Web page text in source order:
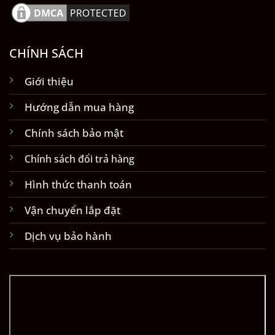
CHÍNH SÁCH
Giới thiệu
Hướng dẫn mua hàng
Chính sách bảo mật
Chính sách đổi trả hàng
Hình thức thanh toán
Vận chuyển lắp đặt
Dịch vụ bảo hành